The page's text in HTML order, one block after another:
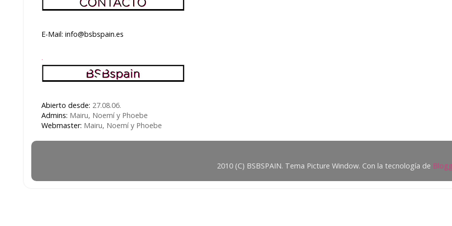
E-Mail: info@bsbspain.es
.
Abierto desde: 27.08.06.
Admins: Mairu, Noemí y Phoebe
Webmaster: Mairu, Noemí y Phoebe
2010 (C) BSBSPAIN. Tema Picture Window. Con la tecnología de